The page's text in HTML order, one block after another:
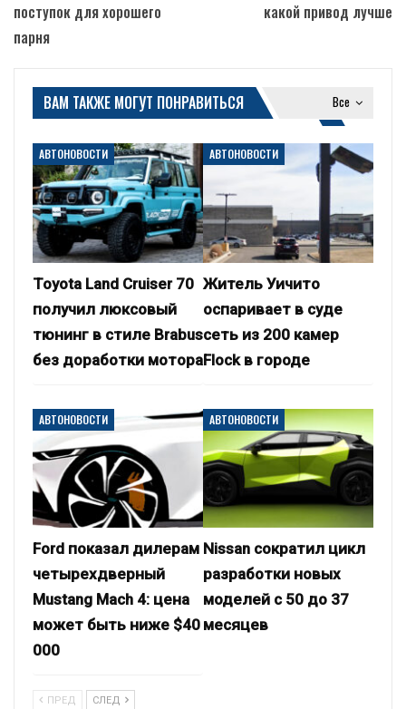
поступок для хорошего
парня
какой привод лучше
Все
ВАМ ТАКЖЕ МОГУТ ПОНРАВИТЬСЯ
АВТОНОВОСТИ
Toyota Land Cruiser 70
получил люксовый
тюнинг в стиле Brabus
без доработки мотора
АВТОНОВОСТИ
Житель Уичито
оспаривает в суде
сеть из 200 камер
Flock в городе
АВТОНОВОСТИ
Ford показал дилерам
четырехдверный
Mustang Mach 4: цена
может быть ниже $40
000
АВТОНОВОСТИ
Nissan сократил цикл
разработки новых
моделей с 50 до 37
месяцев
ПРЕД СЛЕД